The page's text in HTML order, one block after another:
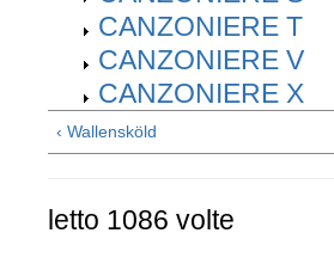
CANZONIERE T
CANZONIERE V
CANZONIERE X
‹ Wallensköld
letto 1086 volte